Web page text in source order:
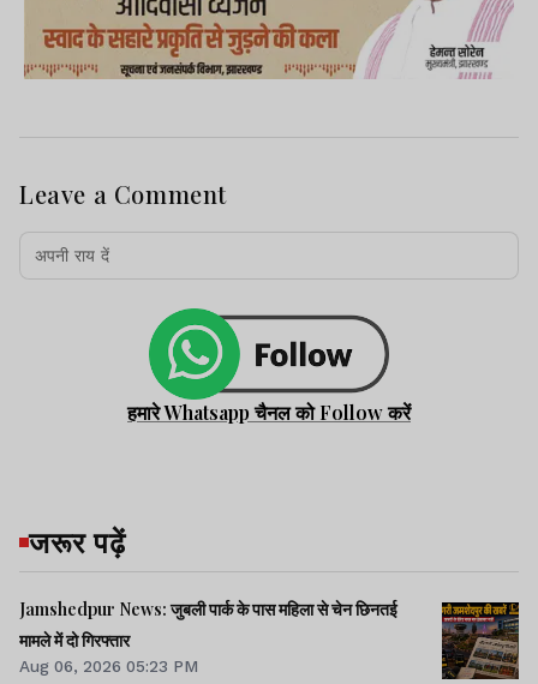
Leave a Comment
हमारे Whatsapp चैनल को Follow करें
जरूर पढ़ें
Jamshedpur News: जुबली पार्क के पास महिला से चेन छिनतई
मामले में दो गिरफ्तार
Aug 06, 2026 05:23 PM